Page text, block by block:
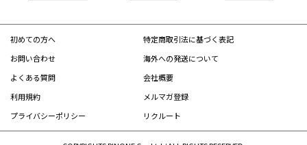
初めての方へ
お問い合わせ
よくある質問
利用規約
プライバシーポリシー
特定商取引法に基づく表記
海外への発送について
会社概要
メルマガ登録
リクルート